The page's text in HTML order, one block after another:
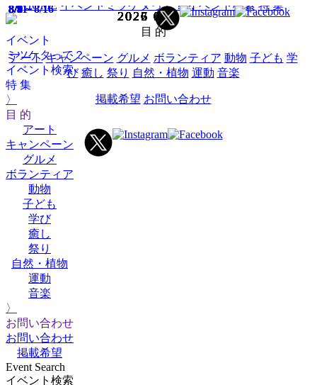
イベント
ミツケタって？
イベント検索
特 集
〉
目 的
アート
キャンペーン
グルメ
ボランティア
動物
子ども
学び
癒し
祭り
自然・植物
運動
音楽
〉
お問い合わせ
お問い合わせ
掲載希望
HOME イベントミツケタって？ イベント検索 特 集
目 的
アート キャンペーン グルメ ボランティア 動物 子ども 学
び 癒し 祭り 自然・植物 運動 音楽
掲載希望 お問い合わせ
Event Search
イベント検索
2025 02
2025 03
2025 04
2025 05
2025 06
2025 07
2025 08
2025 09
2025 10
2025 11
2025 12
2026 01
2026 02
2026 03
2026 04
2026 05
2026 06
2026 07
2026 08
2026 09
2026 10
2026 11
2026 12
2027 01
2027 02
2027 03
8/8
8/8
8/8
8/8
8/9～8/16
8/9
8/9
8/9
8/11